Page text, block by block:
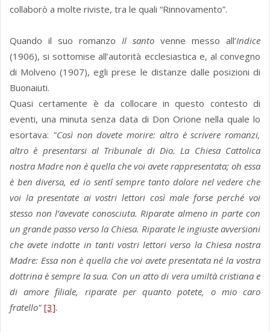
collaborò a molte riviste, tra le quali “Rinnovamento”.
Quando il suo romanzo Il santo venne messo all’Indice
(1906), si sottomise all’autorità ecclesiastica e, al convegno
di Molveno (1907), egli prese le distanze dalle posizioni di
Buonaiuti.
Quasi certamente è da collocare in questo contesto di
eventi, una minuta senza data di Don Orione nella quale lo
esortava: "Così non dovete morire: altro è scrivere romanzi,
altro è presentarsi al Tribunale di Dio. La Chiesa Cattolica
nostra Madre non è quella che voi avete rappresentata; oh essa
è ben diversa, ed io sentî sempre tanto dolore nel vedere che
voi la presentate ai vostri lettori così male forse perché voi
stesso non l’avevate conosciuta. Riparate almeno in parte con
un grande passo verso la Chiesa. Riparate le ingiuste avversioni
che avete indotte in tanti vostri lettori verso la Chiesa nostra
Madre: Essa non è quella che voi avete presentata né la vostra
dottrina è sempre la sua. Con un atto di vera umiltà cristiana e
di amore filiale, riparate per quanto potete, o mio caro
fratello" [3].